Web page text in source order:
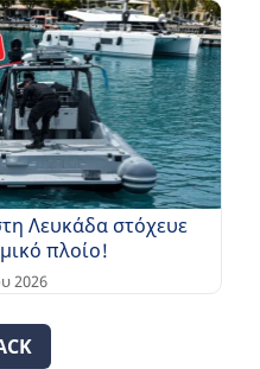
Λευκάδα στόχευε
πλοίο!
2026